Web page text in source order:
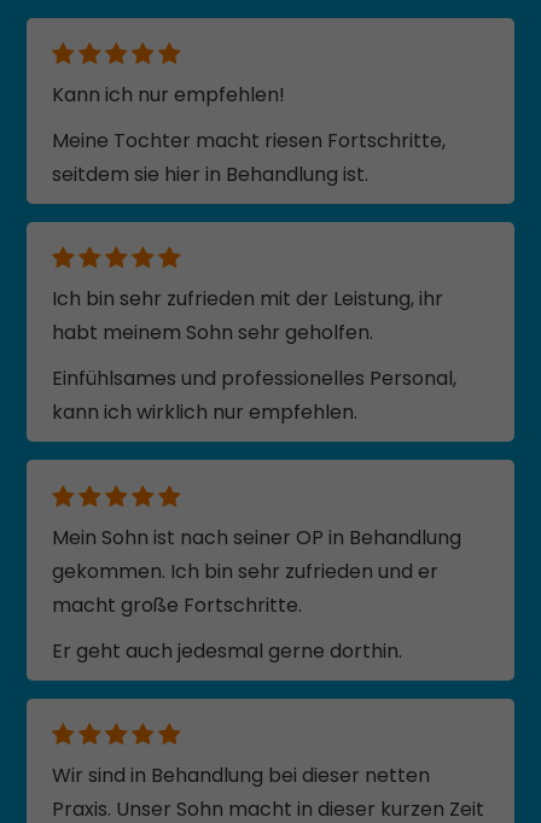
Kann ich nur empfehlen!
Meine Tochter macht riesen Fortschritte,
seitdem sie hier in Behandlung ist.
Ich bin sehr zufrieden mit der Leistung, ihr
habt meinem Sohn sehr geholfen.
Einfühlsames und professionelles Personal,
kann ich wirklich nur empfehlen.
Mein Sohn ist nach seiner OP in Behandlung
gekommen. Ich bin sehr zufrieden und er
macht große Fortschritte.
Er geht auch jedesmal gerne dorthin.
Wir sind in Behandlung bei dieser netten
Praxis. Unser Sohn macht in dieser kurzen Zeit